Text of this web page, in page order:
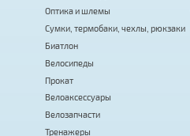
Оптика и шлемы
Сумки, термобаки, чехлы, рюкзаки
Биатлон
Велосипеды
Прокат
Велоаксессуары
Велозапчасти
Тренажеры